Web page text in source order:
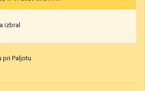
izbral
pri Paljotu